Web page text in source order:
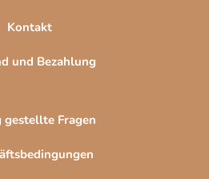
s
e
Kontakt
und Bezahlung
gestellte Fragen